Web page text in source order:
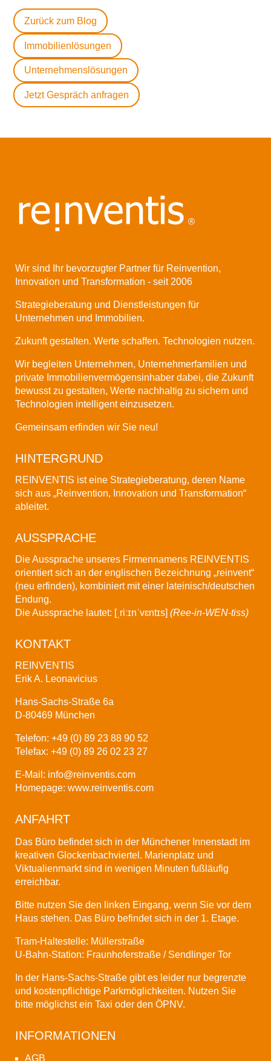
Zurück zum Blog
Immobilienlösungen
Unternehmenslösungen
Jetzt Gespräch anfragen
Wir sind Ihr bevorzugter Partner für Reinvention,
Innovation und Transformation - seit 2006
Strategieberatung und Dienstleistungen für
Unternehmen und Immobilien.
Zukunft gestalten. Werte schaffen. Technologien nutzen.
Wir begleiten Unternehmen, Unternehmerfamilien und
private Immobilienvermögensinhaber dabei, die Zukunft
bewusst zu gestalten, Werte nachhaltig zu sichern und
Technologien intelligent einzusetzen.
Gemeinsam erfinden wir Sie neu!
HINTERGRUND
REINVENTIS ist eine Strategieberatung, deren Name
sich aus „Reinvention, Innovation und Transformation“
ableitet.
AUSSPRACHE
Die Aussprache unseres Firmennamens REINVENTIS
orientiert sich an der englischen Bezeichnung „reinvent“
(neu erfinden), kombiniert mit einer lateinisch/deutschen
Endung.
Die Aussprache lautet: [ˌriːɪnˈvɛntɪs] (Ree-in-WEN-tiss)
KONTAKT
REINVENTIS
Erik A. Leonavicius
Hans-Sachs-Straße 6a
D-80469 München
Telefon: +49 (0) 89 23 88 90 52
Telefax: +49 (0) 89 26 02 23 27
E-Mail: info@reinventis.com
Homepage: www.reinventis.com
ANFAHRT
Das Büro befindet sich in der Münchener Innenstadt im
kreativen Glockenbachviertel. Marienplatz und
Viktualienmarkt sind in wenigen Minuten fußläufig
erreichbar.
Bitte nutzen Sie den linken Eingang, wenn Sie vor dem
Haus stehen. Das Büro befindet sich in der 1. Etage.
Tram-Haltestelle: Müllerstraße
U-Bahn-Station: Fraunhoferstraße / Sendlinger Tor
In der Hans-Sachs-Straße gibt es leider nur begrenzte
und kostenpflichtige Parkmöglichkeiten. Nutzen Sie
bitte möglichst ein Taxi oder den ÖPNV.
INFORMATIONEN
AGB